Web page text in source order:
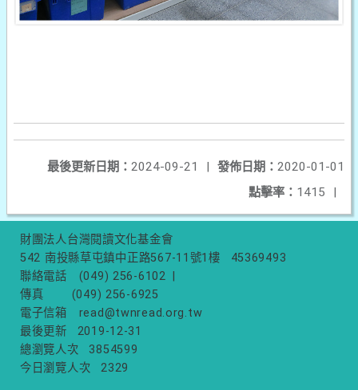
發佈日期： 2020-01-01
最後更新日期： 2024-09-21
|
點擊率： 1415 |
財團法人台灣閱讀文化基金會
542 南投縣草屯鎮中正路567-11號1樓
45369493
聯絡電話
(049) 256-6102
傳真
(049) 256-6925
電子信箱
read@twnread.org.tw
最後更新
2019-12-31
總瀏覽人次
3854599
今日瀏覽人次
2329